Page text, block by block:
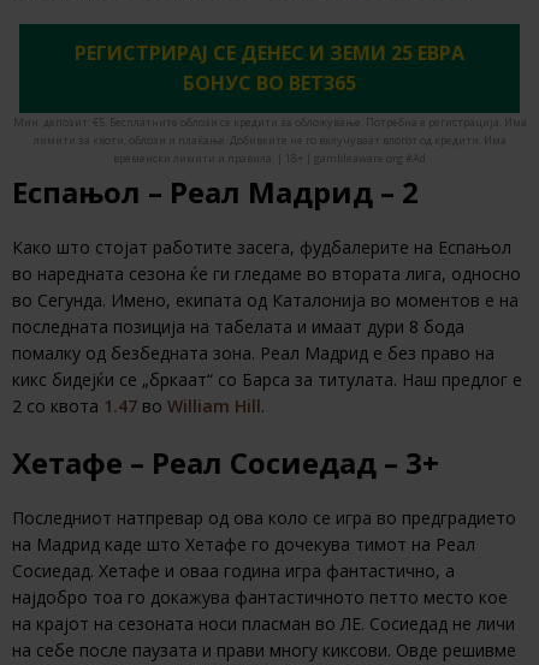
РЕГИСТРИРАЈ СЕ ДЕНЕС И ЗЕМИ 25 ЕВРА
БОНУС ВО BET365
Мин. депозит: €5. Бесплатните облози се кредити за обложување. Потребна е регистрација. Има
лимити за квоти, облози и плаќање. Добивките не го вклучуваат влогот од кредити. Има
временски лимити и правила. | 18+ | gambleaware.org #Ad
Еспањол – Реал Мадрид – 2
Како што стојат работите засега, фудбалерите на Еспањол
во наредната сезона ќе ги гледаме во втората лига, односно
во Сегунда. Имено, екипата од Каталонија во моментов е на
последната позиција на табелата и имаат дури 8 бода
помалку од безбедната зона. Реал Мадрид е без право на
кикс бидејќи се „бркаат“ со Барса за титулата. Наш предлог е
2 со квота 1.47 во William Hill.
Хетафе – Реал Сосиедад – 3+
Последниот натпревар од ова коло се игра во предградието
на Мадрид каде што Хетафе го дочекува тимот на Реал
Сосиедад. Хетафе и оваа година игра фантастично, а
најдобро тоа го докажува фантастичното петто место кое
на крајот на сезоната носи пласман во ЛЕ. Сосиедад не личи
на себе после паузата и прави многу киксови. Овде решивме